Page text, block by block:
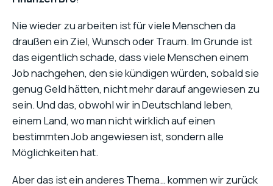
Nie wieder zu arbeiten ist für viele Menschen da
draußen ein Ziel, Wunsch oder Traum. Im Grunde ist
das eigentlich schade, dass viele Menschen einem
Job nachgehen, den sie kündigen würden, sobald sie
genug Geld hätten, nicht mehr darauf angewiesen zu
sein. Und das, obwohl wir in Deutschland leben,
einem Land, wo man nicht wirklich auf einen
bestimmten Job angewiesen ist, sondern alle
Möglichkeiten hat.
Aber das ist ein anderes Thema… kommen wir zurück